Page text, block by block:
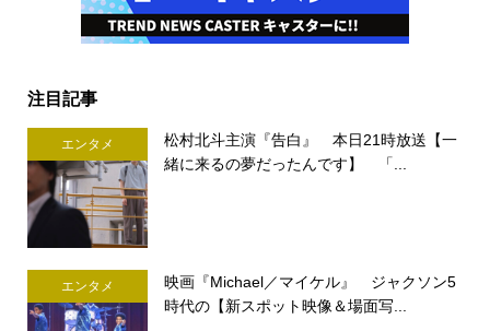
注目記事
エンタメ
松村北斗主演『告白』 本日21時放送【一
緒に来るの夢だったんです】 「...
エンタメ
映画『Michael／マイケル』 ジャクソン5
時代の【新スポット映像＆場面写...